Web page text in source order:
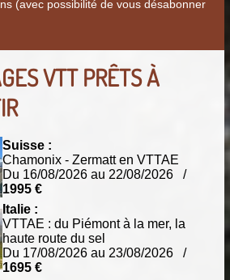
(avec possibilité de vous désabonner
VTTPRÊTS À
Suisse :
Chamonix - Zermatt en VTTAE
Du 16/08/2026 au 22/08/2026 /
1995 €
Italie :
VTTAE : du Piémont à la mer, la
haute route du sel
Du 17/08/2026 au 23/08/2026 /
1695 €